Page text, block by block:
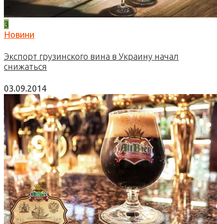
3
Новини
Экспорт грузинского вина в Украину начал
снижаться
03.09.2014